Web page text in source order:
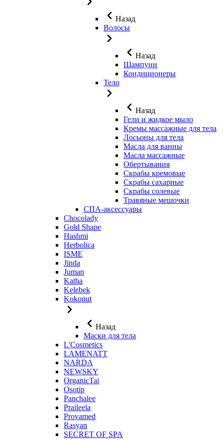
Назад
Волосы
Назад
Шампуни
Кондиционеры
Тело
Назад
Гели и жидкое мыло
Кремы массажные для тела
Лосьоны для тела
Масла для ванны
Масла массажные
Обертывания
Скрабы кремовые
Скрабы сахарные
Скрабы солевые
Травяные мешочки
СПА-аксессуары
Chocolady
Gold Shape
Hashmi
Herbolica
ISME
Jinda
Juman
Katha
Kelebek
Kokonut
Назад
Маски для тела
L'Cosmetics
LAMENATT
NARDA
NEWSKY
OrganicTai
Osotip
Panchalee
Praileela
Provamed
Rasyan
SECRET OF SPA